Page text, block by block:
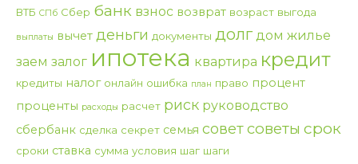
ВТБ СПб Сбер банк взнос возврат возраст выгода
выплаты вычет деньги документы долг дом жилье
заем залог ипотека квартира кредит
кредиты налог онлайн ошибка план право процент
проценты расходы расчет риск руководство
сбербанк сделка секрет семья советсоветы срок
сроки ставка сумма условия шаг шаги